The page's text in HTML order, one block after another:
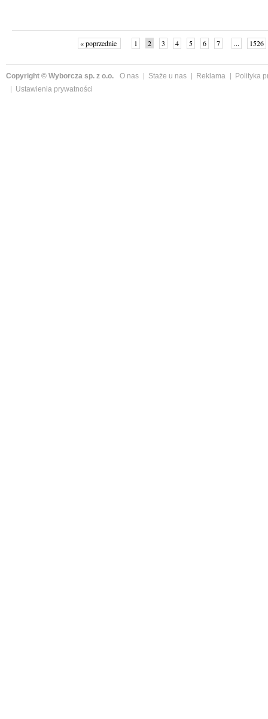
« poprzednie 1 2 3 4 5 6 7 ... 1526
Copyright © Wyborcza sp. z o.o. O nas Staże u nas Reklama
Polityka
Ustawienia prywatności